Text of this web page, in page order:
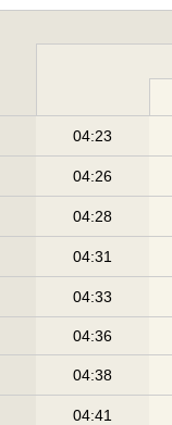
04:23
04:26
04:28
04:31
04:33
04:36
04:38
04:41